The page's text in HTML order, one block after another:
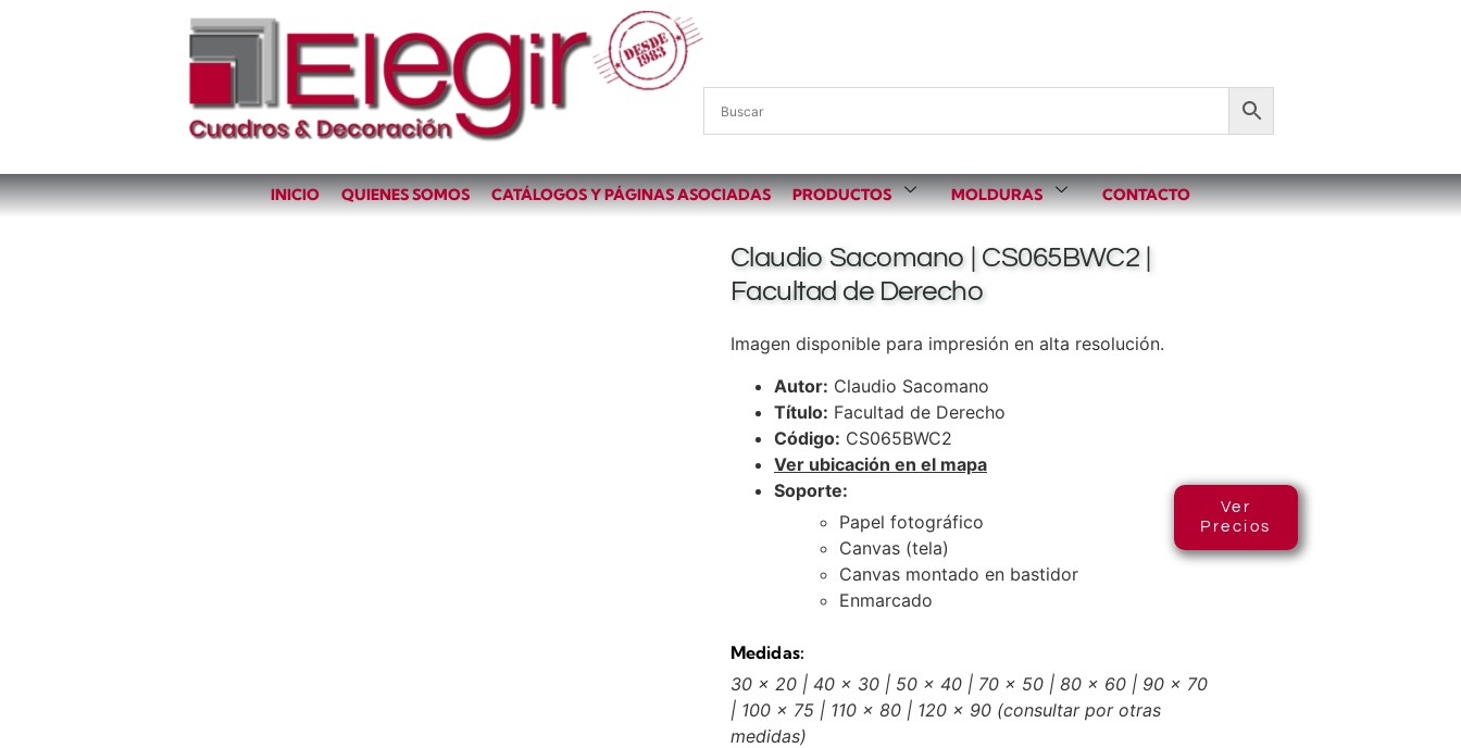
INICIO QUIENES SOMOS CATÁLOGOS Y PÁGINAS ASOCIADAS PRODUCTOS MOLDURAS CONTACTO
Claudio Sacomano | CS065BWC2 |
Facultad de Derecho
Imagen disponible para impresión en alta resolución.
Autor: Claudio Sacomano
Título: Facultad de Derecho
Código: CS065BWC2
Ver ubicación en el mapa
Soporte:
Papel fotográfico
Canvas (tela)
Canvas montado en bastidor
Enmarcado
Medidas:
30 x 20 | 40 x 30 | 50 x 40 | 70 x 50 | 80 x 60 | 90 x 70
| 100 x 75 | 110 x 80 | 120 x 90 (consultar por otras
medidas)
Ver
Precios